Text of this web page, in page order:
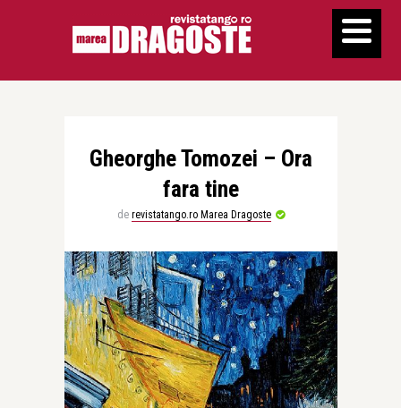
Gheorghe Tomozei – Ora
fara tine
de revistatango.ro Marea Dragoste